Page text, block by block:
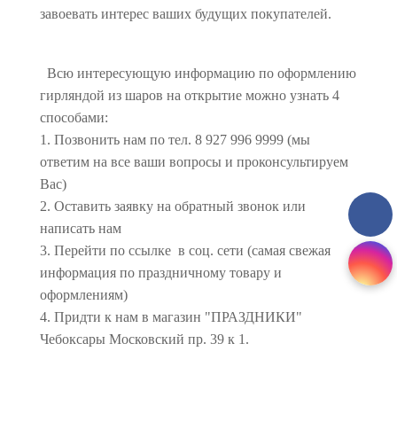
завоевать интерес ваших будущих покупателей.
Всю интересующую информацию по оформлению
гирляндой из шаров на открытие можно узнать 4
способами:
1. Позвонить нам по тел. 8 927 996 9999 (мы
ответим на все ваши вопросы и проконсультируем
Вас)
2. Оставить заявку на обратный звонок или
написать нам
3. Перейти по ссылке в соц. сети (самая свежая
информация по праздничному товару и
оформлениям)
4. Придти к нам в магазин "ПРАЗДНИКИ"
Чебоксары Московский пр. 39 к 1.